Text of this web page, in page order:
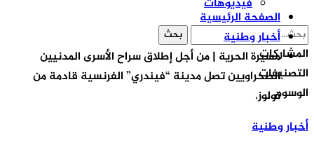
فيديوهات
المشاركات
التصنيفات
الوسوم
الصفحة الرئيسية
أخبار وطنية
مسيرة الحرية | من أجل إطلاق سراح الأسرى المدنيين
الصحراويين تصل مدينة “فيندري” الفرنسية قادمة من
تولوز.
أخبار وطنية